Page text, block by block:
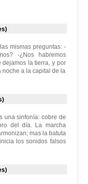
mismas preguntas: -
-¿Nos habremos
la tierra, y por
noche a la capital de la
una sinfonía: cobre de
del día. La marcha
mas la batuta
los sonidos falsos